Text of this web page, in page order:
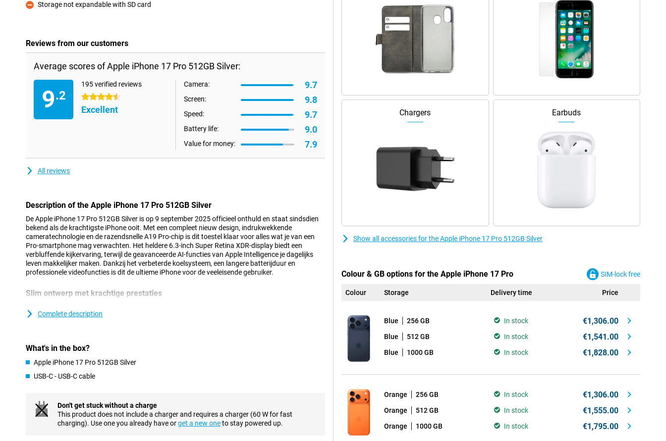
Con
Storage not expandable with SD card
Reviews from our customers
Average scores of Apple iPhone 17 Pro 512GB Silver:
9.2
195 verified reviews
4.5 stars
Excellent
Camera: 9.7
Screen: 9.8
Speed: 9.7
Battery life: 9.0
Value for money: 7.9
All reviews
Description of the Apple iPhone 17 Pro 512GB Silver
De Apple iPhone 17 Pro 512GB Silver is op 9 september 2025 officieel onthuld en staat sindsdien
bekend als de krachtigste iPhone ooit. Met een compleet nieuw design, indrukwekkende
cameratechnologie en de razendsnelle A19 Pro-chip is dit toestel klaar voor alles wat je van een
Pro-smartphone mag verwachten. Het heldere 6.3-inch Super Retina XDR-display biedt een
verbluffende kijkervaring, terwijl de geavanceerde AI-functies van Apple Intelligence je dagelijks
leven makkelijker maken. Dankzij het verbeterde koelsysteem, een langere batterijduur en
professionele videofuncties is dit de ultieme iPhone voor de veeleisende gebruiker.
Slim ontwerp met krachtige prestaties
Binnenin zorgt een innovatieve dampkamer voor efficiënte koeling, waardoor je toestel
meer uit je dag zonder zorgen over de batterij. Ben je juist op zoek naar een extra lichte en dunne
smartphone? Bekijk dan zeker eens de gloednieuwe iPhone Air: superdun, razendsnel én voorzien
van Apple Intelligence.
Het 6.3-inch Super Retina XDR-display is helderder en sterker dan ooit, met een piekhelderheid van
3000 nits en vloeiende weergave dankzij ProMotion tot 120Hz. Het scherm is voorzien van
Ceramic Shield 2, dat nu ook de achterkant beschermt. De nieuwe coating is drie keer
krasbestendiger en vermindert reflecties zichtbaar. Met dit vernieuwde scherm geniet je overal van
Complete description
What's in the box?
Apple iPhone 17 Pro 512GB Silver
USB-C - USB-C cable
Don't get stuck without a charge
This product does not include a charger and requires a charger (60 W for fast
charging). Use one you already have orget a new oneto stay powered up.
Chargers Earbuds
Show all accessories for the Apple iPhone 17 Pro 512GB Silver
Colour & GB options for the Apple iPhone 17 Pro SIM-lock free
Colour Storage Delivery time Price
Blue 256 GB In stock €1,306.00
Blue 512 GB In stock €1,541.00
Blue 1000 GB In stock €1,828.00
Orange 256 GB In stock €1,306.00
Orange 512 GB In stock €1,555.00
Orange 1000 GB In stock €1,795.00